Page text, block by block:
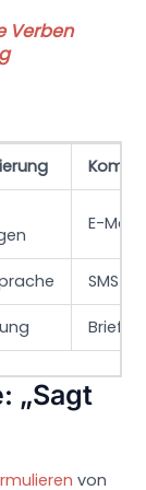
Verben
E-Mail
SMS
Brief
„Sagt
von